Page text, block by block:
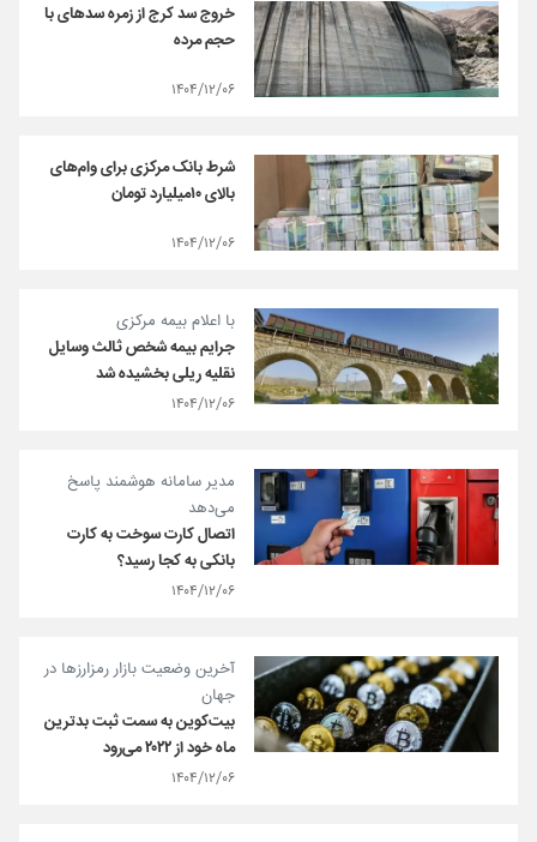
خروج سد کرج از زمره سدهای با
حجم مرده
۱۴۰۴/۱۲/۰۶
شرط بانک مرکزی برای وام‌های
بالای ۱۰میلیارد تومان
۱۴۰۴/۱۲/۰۶
با اعلام بیمه مرکزی
جرایم بیمه شخص ثالث وسایل
نقلیه ریلی بخشیده شد
۱۴۰۴/۱۲/۰۶
مدیر سامانه هوشمند پاسخ
می‌دهد
اتصال کارت سوخت به کارت
بانکی به کجا رسید؟
۱۴۰۴/۱۲/۰۶
آخرین وضعیت بازار رمزارزها در
جهان
بیت‌کوین به سمت ثبت بدترین
ماه خود از ۲۰۲۲ می‌رود
۱۴۰۴/۱۲/۰۶